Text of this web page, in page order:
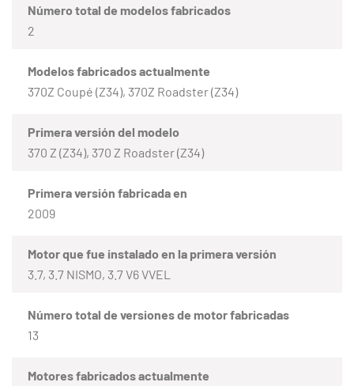
Número total de modelos fabricados
2
Modelos fabricados actualmente
370Z Coupé (Z34), 370Z Roadster (Z34)
Primera versión del modelo
370 Z (Z34), 370 Z Roadster (Z34)
Primera versión fabricada en
2009
Motor que fue instalado en la primera versión
3.7, 3.7 NISMO, 3.7 V6 VVEL
Número total de versiones de motor fabricadas
13
Motores fabricados actualmente